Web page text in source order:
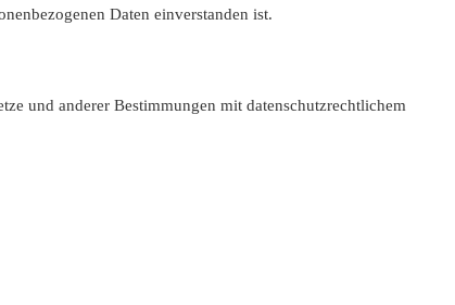
Daten einverstanden ist.
und anderer Bestimmungen mit datenschutzrechtlichem